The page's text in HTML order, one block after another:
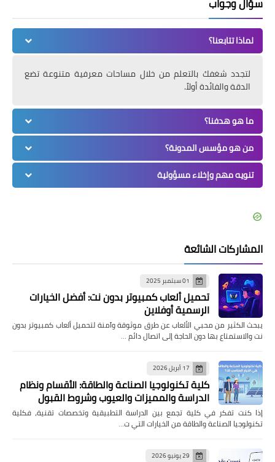
لماذا تتابعنا؟
لتجدد شغفك بالتعلم من خلال مساحات معرفية متنوعة تضع
الدقة والفائدة أولاً.
ما هو هدفنا؟
من هو مؤسس المدونة؟
تنويه مهم وإخلاء مسؤولية
المشاركات الشائعة
01 سبتمبر 2025
تحميل ألعاب كمبيوتر بدون نت: أفضل الخيارات
الرسمية أوفلاين
يبحث الكثير من محبي الألعاب عن طرق موثوقة وآمنة لتحميل ألعاب كمبيوتر بدون
نت والاستمتاع بها دون الحاجة إلى اتصال دائم …
17 أبريل 2026
كلية تكنولوجيا الصناعة والطاقة: الأقسام ونظام
الدراسة والمميزات والعيوب وشروط القبول
إذا كنت تفكر في كلية تجمع بين الدراسة التطبيقية وتخصصات تقنية، فكلية
تكنولوجيا الصناعة والطاقة من الخيارات التي ت…
29 يونيو 2026